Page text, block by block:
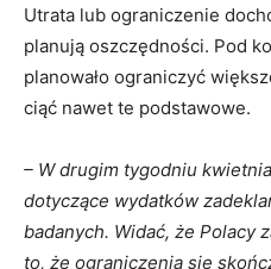
Utrata lub ograniczenie
planują oszczędności. Pod
planowało ograniczyć
ciąć nawet te podstawowe.
– W drugim tygodniu
dotyczące wydatków
badanych. Widać, że Polacy
to, że ograniczenia się